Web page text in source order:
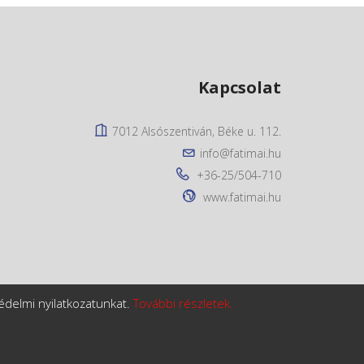
Kapcsolat
7012 Alsószentiván, Béke u. 112.
info@fatimai.hu
+36-25/504-710
www.fatimai.hu
nyilatkozatunkat.További részletek.